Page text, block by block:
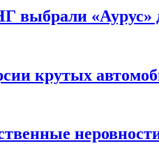
выбрали
крутых